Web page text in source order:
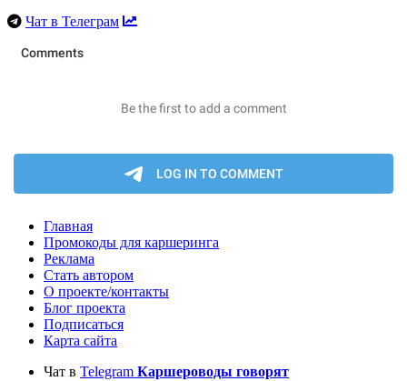
Чат в Телеграм
Главная
Промокоды для каршеринга
Реклама
Стать автором
О проекте/контакты
Блог проекта
Подписаться
Карта сайта
Чат в Telegram Каршероводы говорят